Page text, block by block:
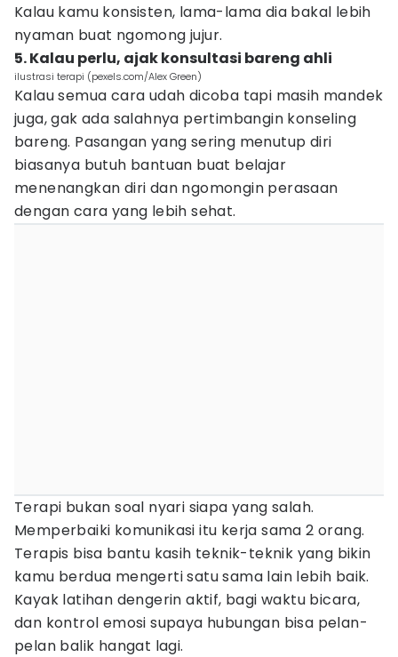
Kalau kamu konsisten, lama-lama dia bakal lebih
nyaman buat ngomong jujur.
5. Kalau perlu, ajak konsultasi bareng ahli
ilustrasi terapi (pexels.com/Alex Green)
Kalau semua cara udah dicoba tapi masih mandek
juga, gak ada salahnya pertimbangin konseling
bareng. Pasangan yang sering menutup diri
biasanya butuh bantuan buat belajar
menenangkan diri dan ngomongin perasaan
dengan cara yang lebih sehat.
Terapi bukan soal nyari siapa yang salah.
Memperbaiki komunikasi itu kerja sama 2 orang.
Terapis bisa bantu kasih teknik-teknik yang bikin
kamu berdua mengerti satu sama lain lebih baik.
Kayak latihan dengerin aktif, bagi waktu bicara,
dan kontrol emosi supaya hubungan bisa pelan-
pelan balik hangat lagi.